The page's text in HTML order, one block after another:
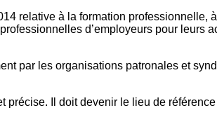
relative à la formation professionnelle,
d’employeurs pour leurs
par les organisations patronales et
Il doit devenir le lieu de